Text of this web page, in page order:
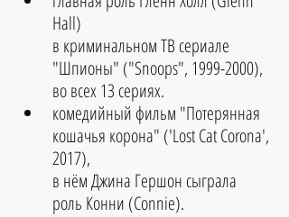
Hall)
в криминальном ТВ сериале
"Шпионы" ("Snoops", 1999-2000),
во всех 13 сериях.
комедийный фильм "Потерянная
кошачья корона" ('Lost Cat Corona',
2017),
в нём Джина Гершон сыграла
роль Конни (Connie).